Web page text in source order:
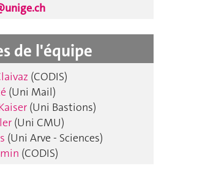
de l'équipe
(CODIS)
(Uni Mail)
(Uni Bastions)
(Uni CMU)
(Uni Arve - Sciences)
(CODIS)